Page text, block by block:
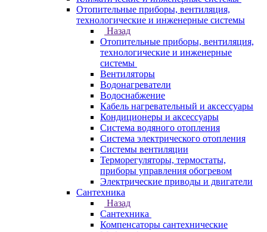
Отопительные приборы, вентиляция,
технологические и инженерные системы
Назад
Отопительные приборы, вентиляция,
технологические и инженерные
системы
Вентиляторы
Водонагреватели
Водоснабжение
Кабель нагревательный и аксессуары
Кондиционеры и аксессуары
Система водяного отопления
Система электрического отопления
Системы вентиляции
Терморегуляторы, термостаты,
приборы управления обогревом
Электрические приводы и двигатели
Сантехника
Назад
Сантехника
Компенсаторы сантехнические